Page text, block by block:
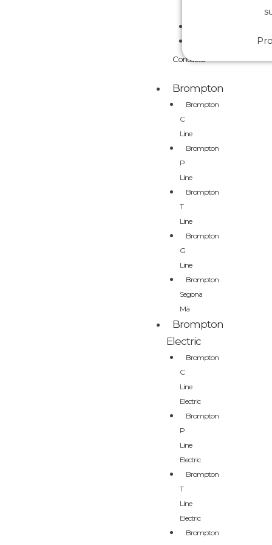
Contacta
Brompton
Brompton
C
Line
Brompton
P
Line
Brompton
T
Line
Brompton
G
Line
Brompton
Segona
Mà
Brompton
Electric
Brompton
C
Line
Electric
Brompton
P
Line
Electric
Brompton
T
Line
Electric
Brompton